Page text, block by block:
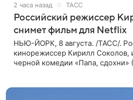
2 часа назад ТАСС
Российский режиссер
снимет фильм для Netflix
НЬЮ-ЙОРК, 8 августа. /ТАСС/.
кинорежиссер Кирилл Соколов,
черной комедии «Папа, сдохни»